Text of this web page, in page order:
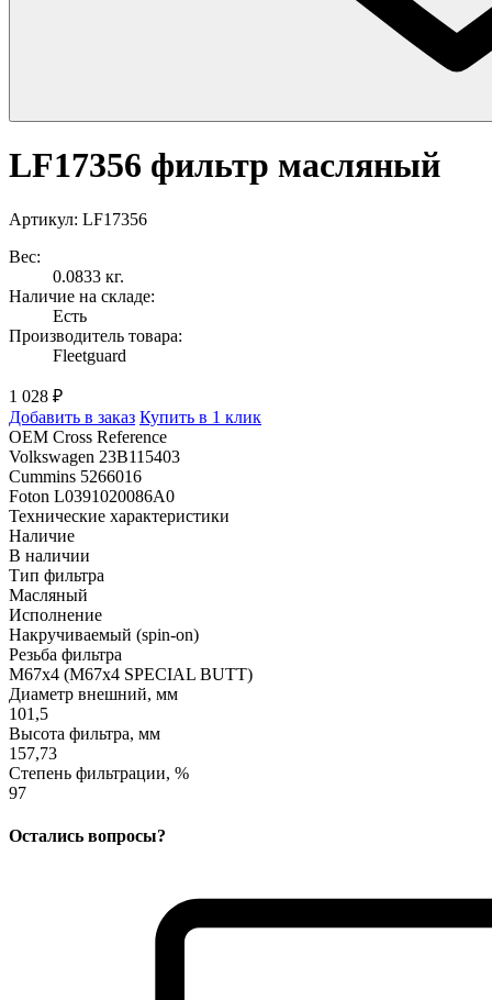
LF17356 фильтр масляный
Артикул: LF17356
Вес:
0.0833 кг.
Наличие на складе:
Есть
Производитель товара:
Fleetguard
1 028 ₽
Добавить в заказ Купить в 1 клик
OEM Cross Reference
Volkswagen 23B115403
Cummins 5266016
Foton L0391020086A0
Технические характеристики
Наличие
В наличии
Тип фильтра
Масляный
Исполнение
Накручиваемый (spin-on)
Резьба фильтра
M67x4 (M67x4 SPECIAL BUTT)
Диаметр внешний, мм
101,5
Высота фильтра, мм
157,73
Степень фильтрации, %
97
Остались вопросы?